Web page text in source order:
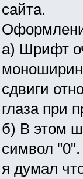
сайта.
а) Шрифт
сдвиги
глаза при
б) В этом
символ
я думал